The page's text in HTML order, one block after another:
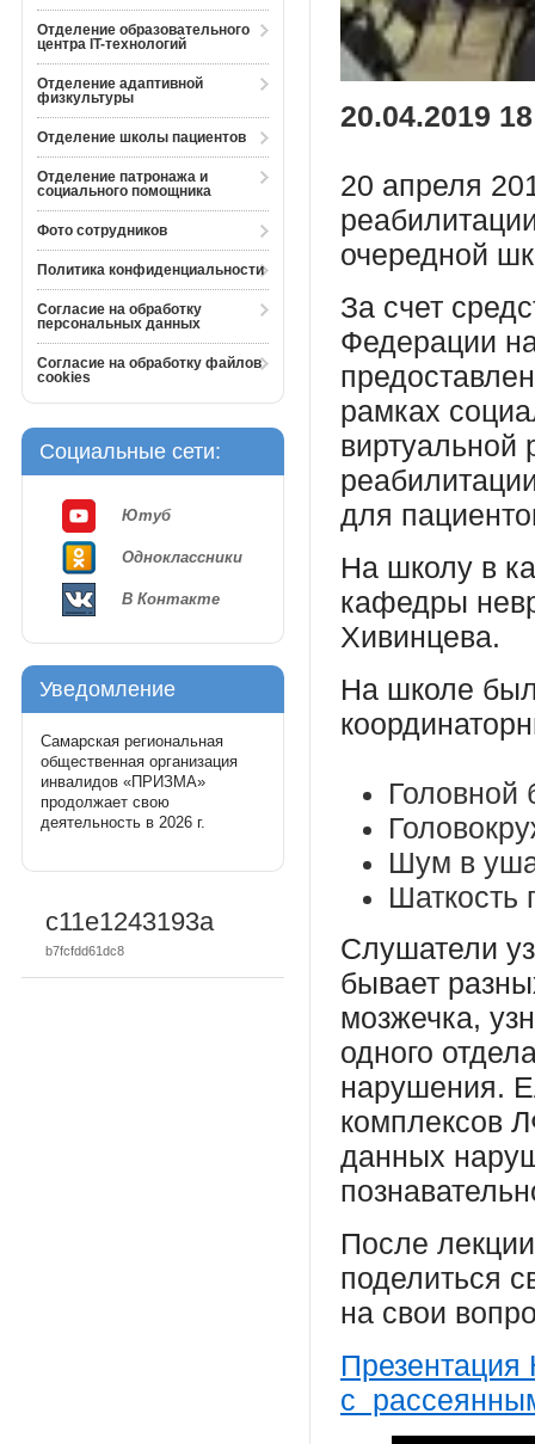
Отделение образовательного
центра IT-технологий
Отделение адаптивной
физкультуры
Отделение школы пациентов
Отделение патронажа и
социального помощника
Фото сотрудников
Политика конфиденциальности
Согласие на обработку
персональных данных
Согласие на обработку файлов
cookies
Социальные сети:
Ютуб
Одноклассники
В Контакте
Уведомление
Самарская региональная
общественная организация
инвалидов «ПРИЗМА»
продолжает свою
деятельность в 2026 г.
c11e1243193a
b7fcfdd61dc8
20.04.2019
20 апреля
очередной
За счет
Федерации
рамках
виртуальной
для
На школу в
кафедры
Хивинцева.
На школе
Головной
Шум в
Шаткость
Слушатели
бывает
мозжечка,
одного
нарушения.
комплексов
данных
После
поделиться
на свои
с